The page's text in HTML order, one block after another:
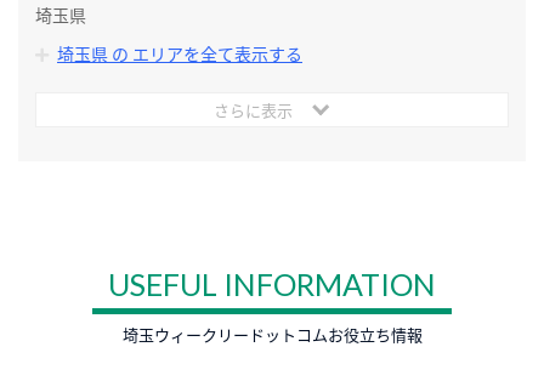
埼玉県
埼玉県 の エリアを全て表示する
さらに表示
USEFUL INFORMATION
埼玉ウィークリードットコムお役立ち情報